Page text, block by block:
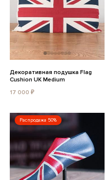
Декоративная подушка Flag
Cushion UK Medium
17 000 ₽
Распродажа 50%